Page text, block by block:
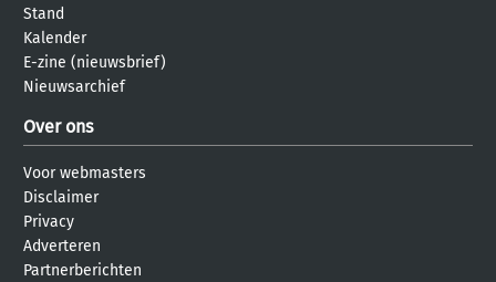
Stand
Kalender
E-zine (nieuwsbrief)
Nieuwsarchief
Over ons
Voor webmasters
Disclaimer
Privacy
Adverteren
Partnerberichten